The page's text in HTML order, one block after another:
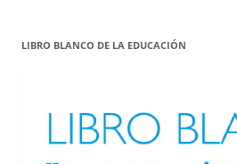
LIBRO BLANCO DE LA EDUCACIÓN